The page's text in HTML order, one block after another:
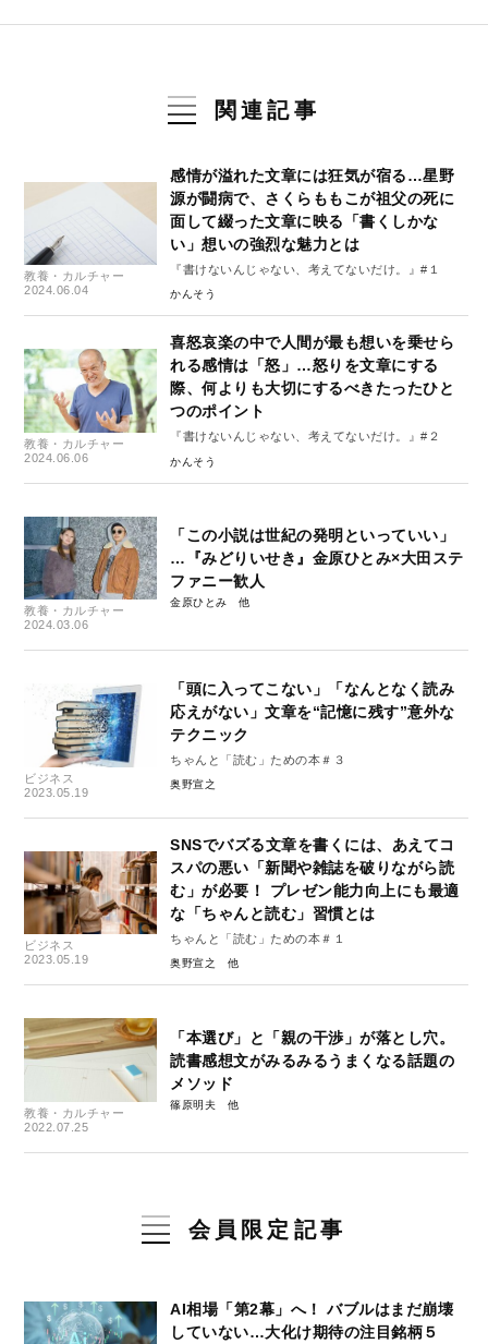
関連記事
教養・カルチャー
2024.06.04
感情が溢れた文章には狂気が宿る…星野
源が闘病で、さくらももこが祖父の死に
面して綴った文章に映る「書くしかな
い」想いの強烈な魅力とは
『書けないんじゃない、考えてないだけ。』#１
かんそう
教養・カルチャー
2024.06.06
喜怒哀楽の中で人間が最も想いを乗せら
れる感情は「怒」…怒りを文章にする
際、何よりも大切にするべきたったひと
つのポイント
『書けないんじゃない、考えてないだけ。』#２
かんそう
教養・カルチャー
2024.03.06
「この小説は世紀の発明といっていい」
…『みどりいせき』金原ひとみ×大田ステ
ファニー歓人
金原ひとみ
ビジネス
2023.05.19
「頭に入ってこない」「なんとなく読み
応えがない」文章を“記憶に残す”意外な
テクニック
ちゃんと「読む」ための本＃３
奥野宣之
ビジネス
2023.05.19
SNSでバズる文章を書くには、あえてコ
スパの悪い「新聞や雑誌を破りながら読
む」が必要！ プレゼン能力向上にも最適
な「ちゃんと読む」習慣とは
ちゃんと「読む」ための本＃１
奥野宣之
教養・カルチャー
2022.07.25
「本選び」と「親の干渉」が落とし穴。
読書感想文がみるみるうまくなる話題の
メソッド
篠原明夫
会員限定記事
AI相場「第2幕」へ！ バブルはまだ崩壊
していない…大化け期待の注目銘柄５